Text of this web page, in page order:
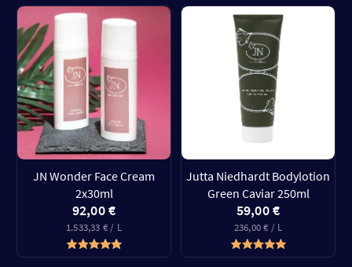
JN Wonder Face Cream
2x30ml
92,00 €
1.533,33 € / L
Jutta Niedhardt Bodylotion
Green Caviar 250ml
59,00 €
236,00 € / L